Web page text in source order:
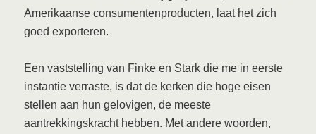
Amerikaanse consumentenproducten, laat het zich
goed exporteren.
Een vaststelling van Finke en Stark die me in eerste
instantie verraste, is dat de kerken die hoge eisen
stellen aan hun gelovigen, de meeste
aantrekkingskracht hebben. Met andere woorden,